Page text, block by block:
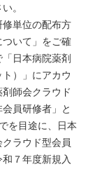
。
単位の配布方
いて」をご確
日本病院薬剤
）」にアカウ
師会クラウド
員研修者」と
を目途に、日本
ラウド型会員
７年度新規入